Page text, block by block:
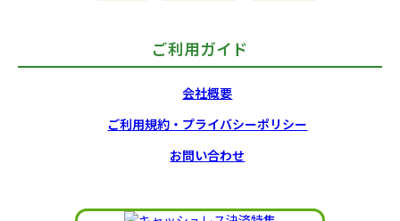
ご利用ガイド
会社概要
ご利用規約・プライバシーポリシー
お問い合わせ